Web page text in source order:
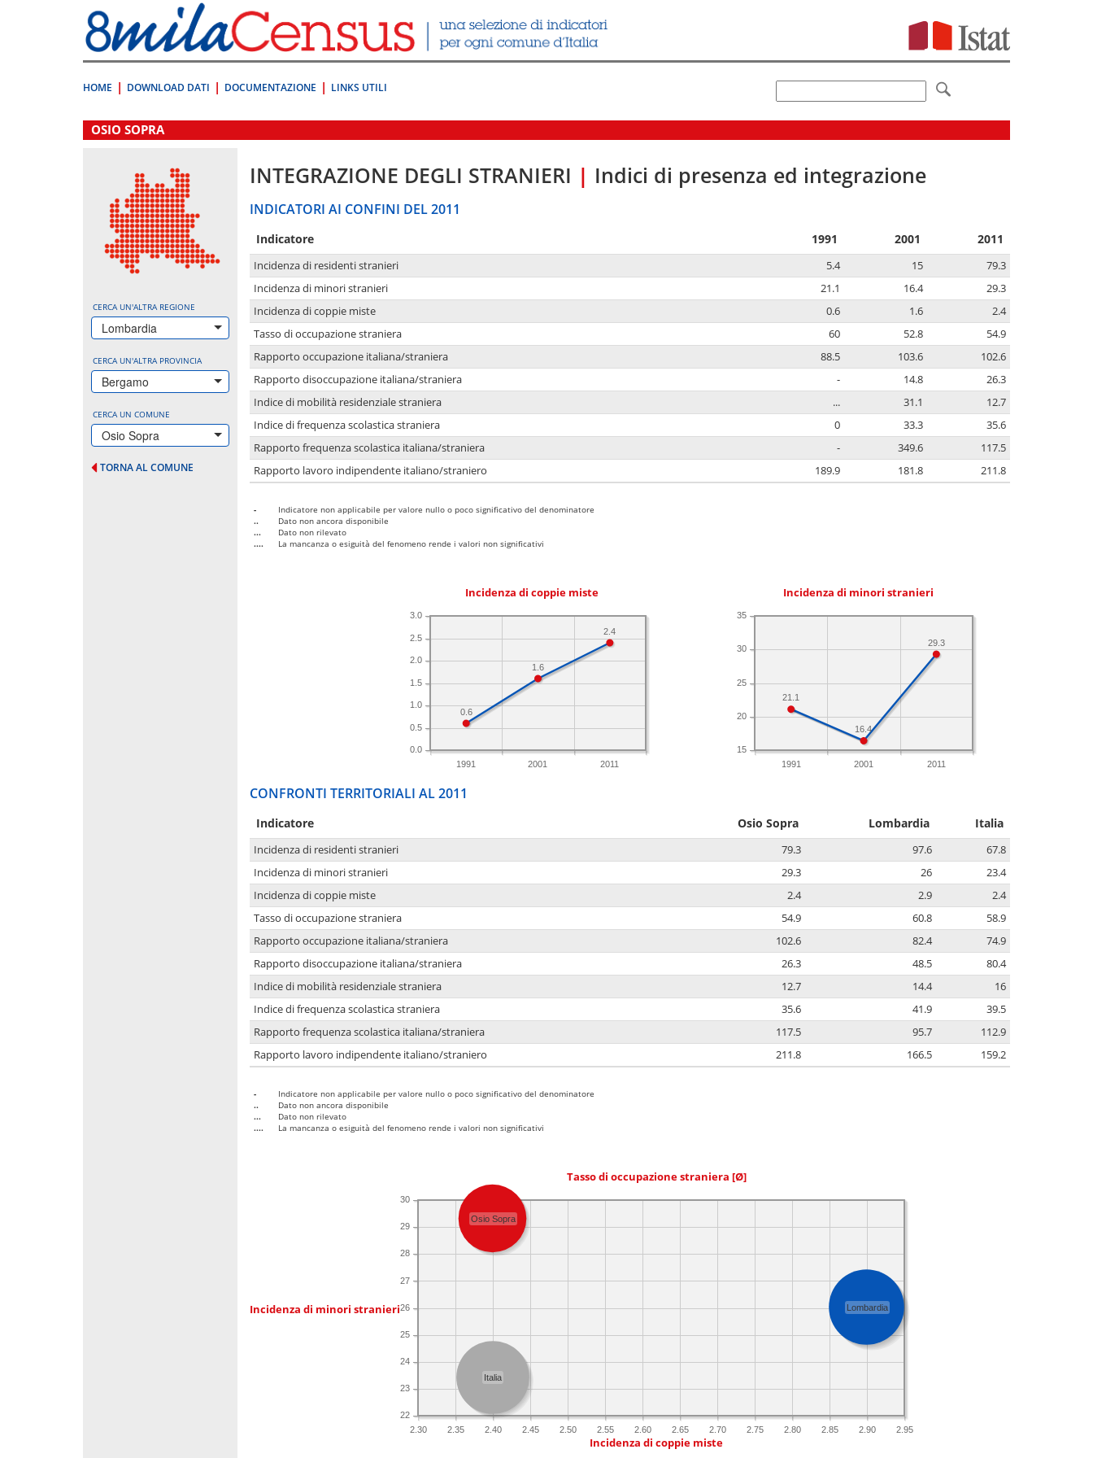
direttamente
a:
Contenuto
HOME DOWNLOAD DATI DOCUMENTAZIONE LINKS UTILI
.
OSIO SOPRA
CERCA UN'ALTRA REGIONE
Lombardia
CERCA UN'ALTRA PROVINCIA
Bergamo
CERCA UN COMUNE
Osio Sopra
TORNA AL COMUNE
INTEGRAZIONE DEGLI STRANIERI | Indici di presenza ed integrazione
INDICATORI AI CONFINI DEL 2011
Indicatore 1991 2001 2011
Incidenza di residenti stranieri 5.4 15
79.3
Incidenza di minori stranieri
21.1 16.4
29.3
Incidenza di coppie miste
0.6 1.6
2.4
Tasso di occupazione straniera
60 52.8
54.9
Rapporto occupazione italiana/straniera
88.5 103.6
102.6
Rapporto disoccupazione italiana/straniera
- 14.8
26.3
Indice di mobilità residenziale straniera
... 31.1
12.7
Indice di frequenza scolastica straniera
0 33.3
35.6
Rapporto frequenza scolastica italiana/straniera
- 349.6
117.5
Rapporto lavoro indipendente italiano/straniero
189.9 181.8 211.8
-
Indicatore non applicabile per valore nullo o poco significativo del denominatore
..
Dato non ancora disponibile
...
Dato non rilevato
....
La mancanza o esiguità del fenomeno rende i valori non significativi
Incidenza di coppie miste
1991 2001 2011
0.0
0.5
1.0
1.5
2.0
2.5
3.0
2.4
1.6
0.6
Incidenza di minori stranieri
1991 2001 2011
15
20
25
30
35
29.3
16.4
21.1
CONFRONTI TERRITORIALI AL 2011
Indicatore Osio Sopra Lombardia Italia
Incidenza di residenti stranieri 79.3 97.6
67.8
Incidenza di minori stranieri
29.3 26
23.4
Incidenza di coppie miste
2.4 2.9
2.4
Tasso di occupazione straniera
54.9 60.8
58.9
Rapporto occupazione italiana/straniera
102.6 82.4
74.9
Rapporto disoccupazione italiana/straniera
26.3 48.5
80.4
Indice di mobilità residenziale straniera
12.7 14.4
16
Indice di frequenza scolastica straniera
35.6 41.9
39.5
Rapporto frequenza scolastica italiana/straniera
117.5 95.7
112.9
Rapporto lavoro indipendente italiano/straniero
211.8 166.5 159.2
-
Indicatore non applicabile per valore nullo o poco significativo del denominatore
..
Dato non ancora disponibile
...
Dato non rilevato
....
La mancanza o esiguità del fenomeno rende i valori non significativi
Tasso di occupazione straniera [Ø]
Incidenza di minori stranieri
2.30 2.35 2.40 2.45 2.50 2.55 2.60 2.65 2.70 2.75 2.80 2.85 2.90 2.95
22
23
24
25
26
27
28
29
30
Lombardia
Italia
Osio Sopra
Incidenza di coppie miste